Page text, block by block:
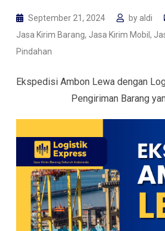
September 21, 2024 by aldi
Jasa Kirim Barang, Jasa Kirim Mobil ,
Pindahan
Ekspedisi Ambon Lewa dengan
Pengiriman Barang